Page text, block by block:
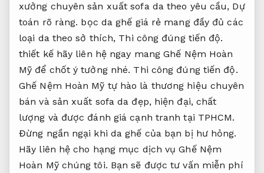
xưởng chuyên sản xuất sofa da theo yêu cầu, Dự
toán rõ ràng. bọc da ghế giá rẻ mang đầy đủ các
loại da theo sở thích, Thi công đúng tiến độ.
thiết kế hãy liên hệ ngay mang Ghế Nệm Hoàn
Mỹ để chốt ý tưởng nhé. Thi công đúng tiến độ.
Ghế Nệm Hoàn Mỹ tự hào là thương hiệu chuyên
bán và sản xuất sofa da đẹp, hiện đại, chất
lượng và được đánh giá cạnh tranh tại TPHCM.
Đừng ngần ngại khi da ghế của bạn bị hư hỏng.
Hãy liên hệ cho hạng mục dịch vụ Ghế Nệm
Hoàn Mỹ chúng tôi. Bạn sẽ được tư vấn miễn phí